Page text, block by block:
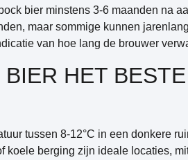
bier minstens 3-6 maanden na
maar sommige kunnen
van hoe lang de brouwer
HET
tussen 8-12°C in een donkere
koele berging zijn ideale locaties,